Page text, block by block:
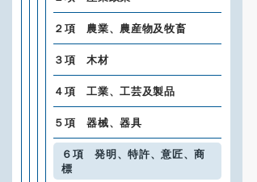
２項 農業、農産物及牧畜
３項 木材
４項 工業、工芸及製品
５項 器械、器具
６項 発明、特許、意匠、商
標